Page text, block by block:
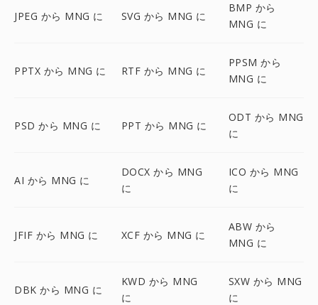
JPEG から MNG に SVG から MNG に
BMP から
MNG に
PPTX から MNG に RTF から MNG に
PPSM から
MNG に
PSD から MNG に PPT から MNG に
ODT から MNG
に
AI から MNG に
DOCX から MNG
に
ICO から MNG
に
JFIF から MNG に XCF から MNG に
ABW から
MNG に
DBK から MNG に
KWD から MNG
に
SXW から MNG
に